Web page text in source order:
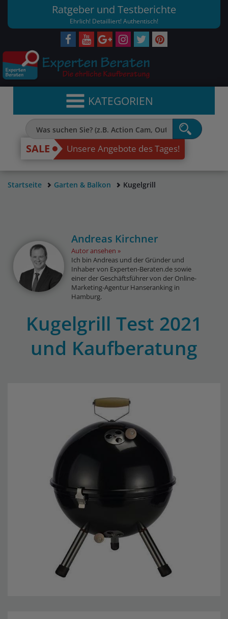
Ratgeber und Testberichte
Ehrlich! Detailliert! Authentisch!
KATEGORIEN
SALE Unsere Angebote des Tages!
Startseite Garten & Balkon Kugelgrill
Andreas Kirchner
Autor ansehen
Ich bin Andreas und der Gründer und
Inhaber von Experten-Beraten.de sowie
einer der Geschäftsführer von der Online-
Marketing-Agentur Hanseranking in
Hamburg.
Kugelgrill Test 2021
und Kaufberatung